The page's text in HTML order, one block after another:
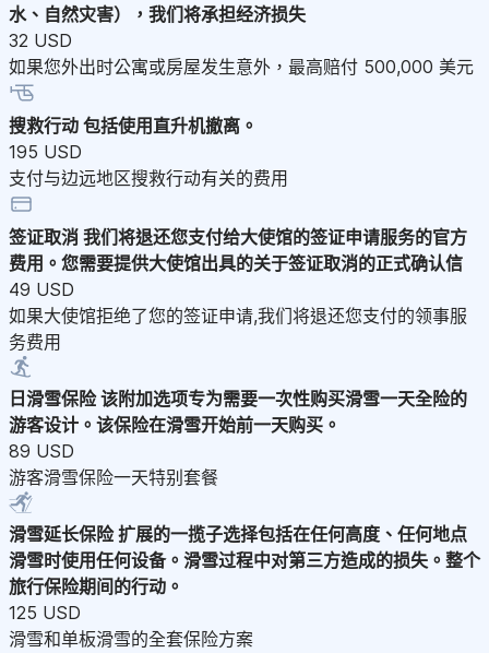
水、自然灾害），我们将承担经济损失
32 USD
如果您外出时公寓或房屋发生意外，最高赔付 500,000 美元
搜救行动 包括使用直升机撤离。
195 USD
支付与边远地区搜救行动有关的费用
签证取消 我们将退还您支付给大使馆的签证申请服务的官方
费用。您需要提供大使馆出具的关于签证取消的正式确认信
49 USD
如果大使馆拒绝了您的签证申请,我们将退还您支付的领事服
务费用
日滑雪保险 该附加选项专为需要一次性购买滑雪一天全险的
游客设计。该保险在滑雪开始前一天购买。
89 USD
游客滑雪保险一天特别套餐
滑雪延长保险 扩展的一揽子选择包括在任何高度、任何地点
滑雪时使用任何设备。滑雪过程中对第三方造成的损失。整个
旅行保险期间的行动。
125 USD
滑雪和单板滑雪的全套保险方案